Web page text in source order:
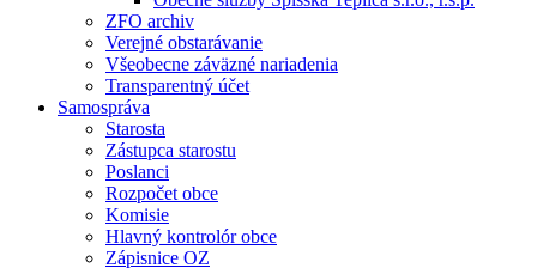
ZFO archiv
Verejné obstarávanie
Všeobecne záväzné nariadenia
Transparentný účet
Samospráva
Starosta
Zástupca starostu
Poslanci
Rozpočet obce
Komisie
Hlavný kontrolór obce
Zápisnice OZ